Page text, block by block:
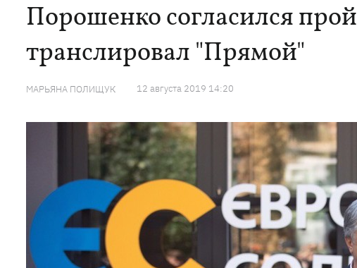
Порошенко согласился
транслировал "Прямой"
МАРЬЯНА ПОЛИЩУК 12 августа 2019 14:20